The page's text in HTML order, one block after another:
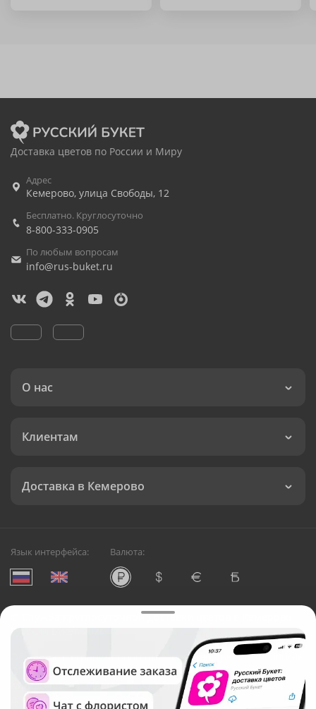
Доставка цветов по России и Миру
Адрес
Кемерово, улица Свободы, 12
Бесплатно. Круглосуточно
8-800-333-0905
По любым вопросам
info@rus-buket.ru
О нас
Клиентам
Доставка в Кемерово
Язык интерфейса: Валюта:
Служба круглосуточной доставки цветов в Кемерово
Русский Букет, 2026
Общество с ограниченной ответственностью «Технология»
ОГРН: 1195476081745, ИНН: 5410081997
Юридический адрес: г. Новосибирск, ул. Ипподромская,
д.42, оф. 3